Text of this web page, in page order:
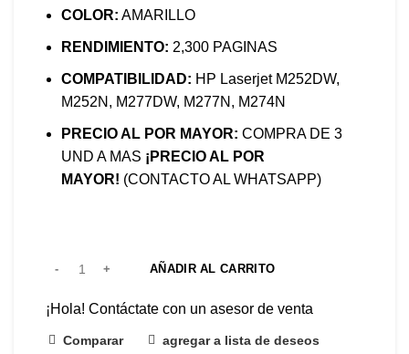
COLOR: AMARILLO
RENDIMIENTO: 2,300 PAGINAS
COMPATIBILIDAD: HP Laserjet M252DW,
M252N, M277DW, M277N, M274N
PRECIO AL POR MAYOR: COMPRA DE 3
UND A MAS ¡PRECIO AL POR
MAYOR! (CONTACTO AL WHATSAPP)
AÑADIR AL CARRITO
¡Hola! Contáctate con un asesor de venta
Comparar agregar a lista de deseos